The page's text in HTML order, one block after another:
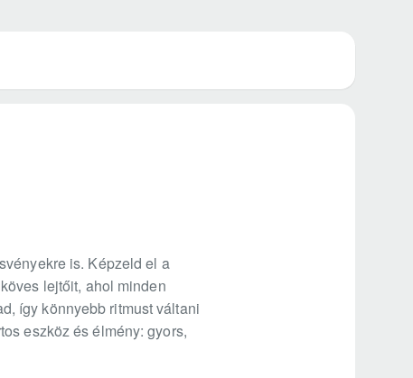
is. Képzeld el a
lejtőit, ahol minden
így könnyebb ritmust váltani
eszköz és élmény: gyors,